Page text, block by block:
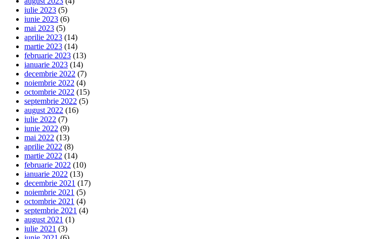
iulie 2023 (5)
iunie 2023 (6)
mai 2023 (5)
aprilie 2023 (14)
martie 2023 (14)
februarie 2023 (13)
ianuarie 2023 (14)
decembrie 2022 (7)
noiembrie 2022 (4)
octombrie 2022 (15)
septembrie 2022 (5)
august 2022 (16)
iulie 2022 (7)
iunie 2022 (9)
mai 2022 (13)
aprilie 2022 (8)
martie 2022 (14)
februarie 2022 (10)
ianuarie 2022 (13)
decembrie 2021 (17)
noiembrie 2021 (5)
octombrie 2021 (4)
septembrie 2021 (4)
august 2021 (1)
iulie 2021 (3)